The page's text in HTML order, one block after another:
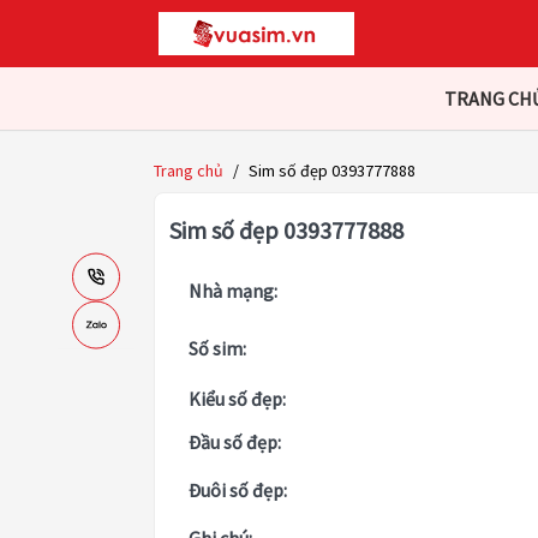
TRANG
Trang chủ / Sim số đẹp 0393777888
Sim số đẹp 0393777888
Nhà mạng:
Số sim:
Kiểu số đẹp:
Đầu số đẹp:
Đuôi số đẹp: